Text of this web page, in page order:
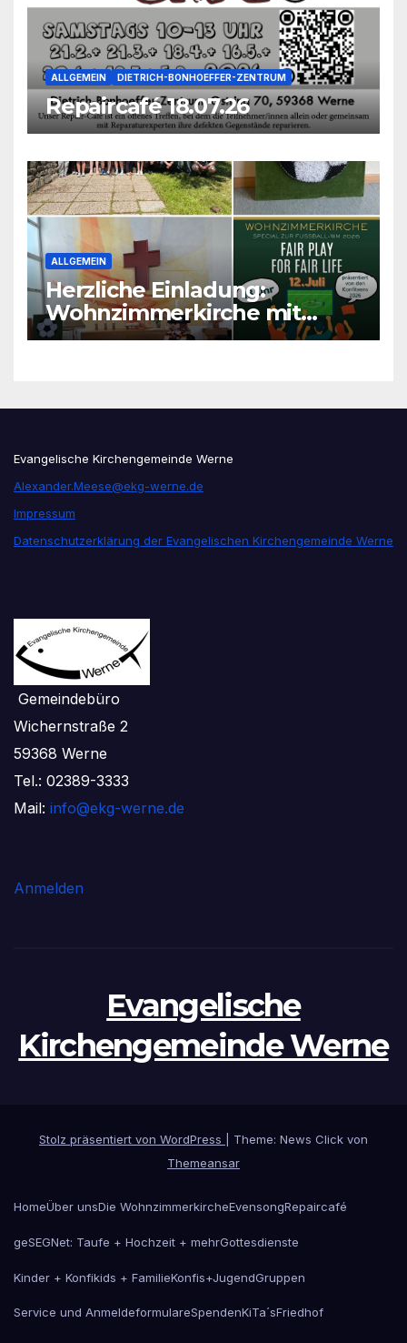
ALLGEMEIN DIETRICH-BONHOEFFER-ZENTRUM
Repaircafé 18.07.26
ALLGEMEIN
Herzliche Einladung:
Wohnzimmerkirche mit
unseren Konfis
Evangelische Kirchengemeinde Werne
Alexander.Meese@ekg-werne.de
Impressum
Datenschutzerklärung der Evangelischen Kirchengemeinde Werne
Gemeindebüro
Wichernstraße 2
59368 Werne
Tel.: 02389-3333
Mail: info@ekg-werne.de
Anmelden
Evangelische
Kirchengemeinde Werne
Stolz präsentiert von WordPress
Theme: News Click von
Themeansar
HomeÜber unsDie WohnzimmerkircheEvensongRepaircafé
geSEGNet: Taufe + Hochzeit + mehrGottesdienste
Kinder + Konfikids + FamilieKonfis+JugendGruppen
Service und AnmeldeformulareSpendenKiTa´sFriedhof